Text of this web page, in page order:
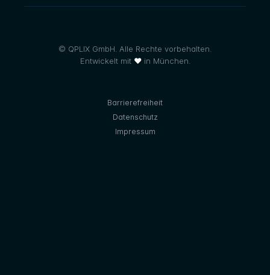
© QPLIX GmbH. Alle Rechte vorbehalten.
Entwickelt mit ❤in München.
Barrierefreiheit
Datenschutz
Impressum